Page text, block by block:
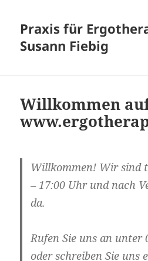
Praxis für
Susann Fiebig
Willkommen
Willkommen! Wir sind
– 17:00 Uhr und nach
da.
Rufen Sie uns an unter
oder schreiben Sie uns